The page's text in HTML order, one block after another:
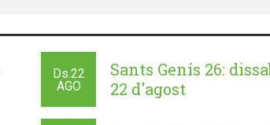
Ds.22
AGO
Sants Genís 26:
22 d'agost